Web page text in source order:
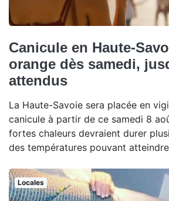
Canicule en Haute-
orange dès samedi,
attendus
La Haute-Savoie sera placée en
canicule à partir de ce samedi 8
fortes chaleurs devraient durer
des températures pouvant
Locales